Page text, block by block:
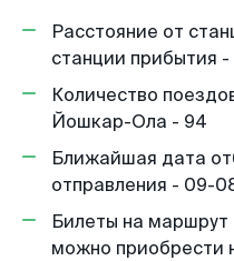
Расстояние от
станции прибытия -
Количество
Йошкар-Ола - 94
Ближайшая дата
отправления - 09-
Билеты на
можно приобрести